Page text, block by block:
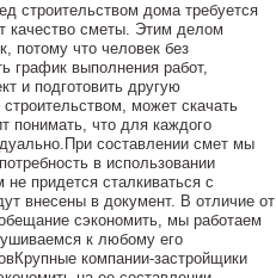
строительством дома требуется
качество сметы. Этим делом
потому что человек без
график выполнения работ,
и подготовить другую
может скачать
понимать, что для каждого
составлении смет мы
в использовании
придется сталкиваться с
внесены в документ. В отличие от
сэкономить, мы работаем
к любому его
компании-застройщики